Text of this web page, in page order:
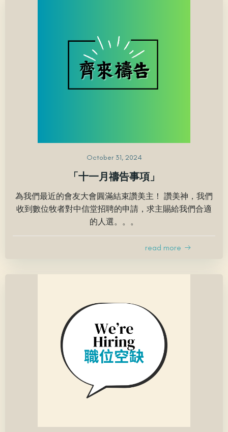
October 31, 2024
「十一月禱告事項」
為我們最近的會友大會圓滿結束讚美主！ 讚美神，我們
收到數位牧者對中信堂招聘的申請，求主賜給我們合適
的人選。。。
read more